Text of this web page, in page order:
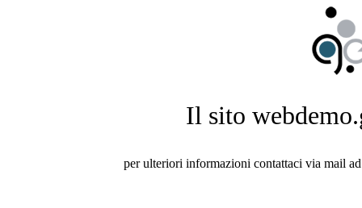
Il sito
per ulteriori informazioni contattaci via mail